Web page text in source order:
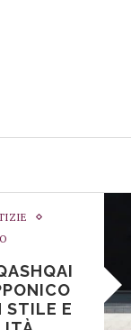
STILE E